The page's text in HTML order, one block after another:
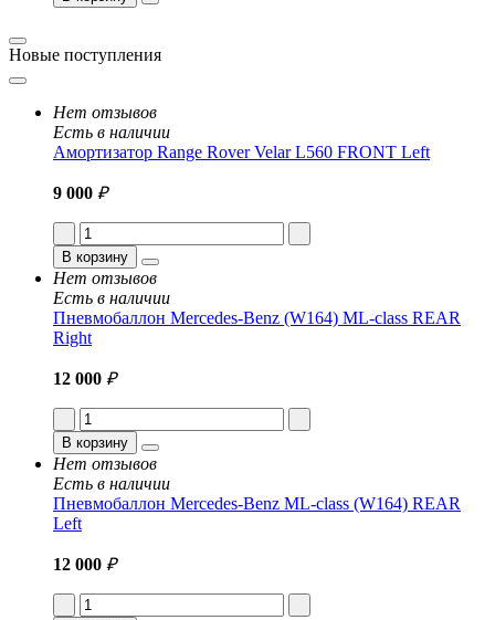
Новые поступления
Нет отзывов
Есть в наличии
Амортизатор Range Rover Velar L560 FRONT Left
9 000 ₽
В корзину
Нет отзывов
Есть в наличии
Пневмобаллон Mercedes-Benz (W164) ML-class REAR
Right
12 000 ₽
В корзину
Нет отзывов
Есть в наличии
Пневмобаллон Mercedes-Benz ML-class (W164) REAR
Left
12 000 ₽